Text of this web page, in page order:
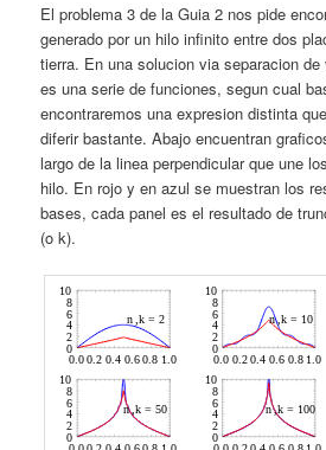
El problema 3 de la Guia 2 nos pide
generado por un hilo infinito entre dos
tierra. En una solucion via separacion
es una serie de funciones, segun cual
encontraremos una expresion distinta
diferir bastante. Abajo encuentran
largo de la linea perpendicular que une
hilo. En rojo y en azul se muestran los
bases, cada panel es el resultado de
(o k).